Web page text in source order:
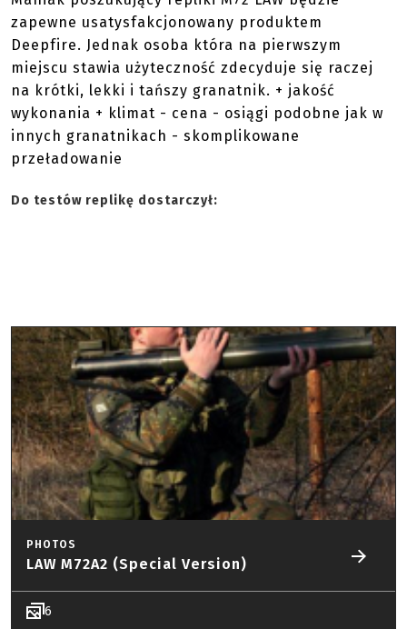
sprawę równie daleko można je samemu rzucić. Z
jednej strony są przez to bardzo bezpieczne, ale
do zwalczania pojazdów czy rażenia pomieszczeń
się nie nadają. Może ktoś pokusi się o wykonanie
kul w podobnym kalibrze, ale o większej masie –
wtedy można by wykorzystać je w scenariuszach, w
których używa się pojazdów.
Podsumowanie
Maniak poszukujący repliki M72 LAW będzie
innych granatnikach - skomplikowane
przeładowanie
Do testów replikę dostarczył: